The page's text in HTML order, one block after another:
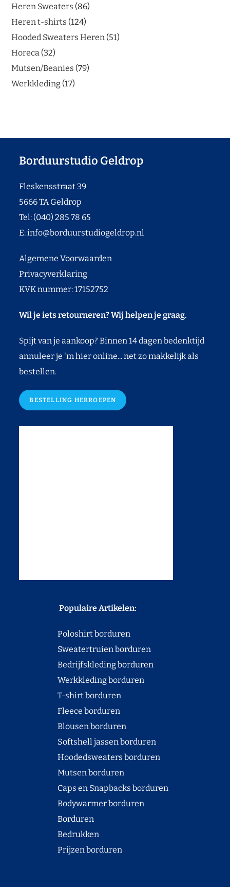
Heren Sweaters 86
Heren t-shirts 124
Hooded Sweaters Heren 51
Horeca 32
Mutsen/Beanies 79
Werkkleding 17
Borduurstudio Geldrop
Fleskensstraat 39
5666 TA Geldrop
Tel: (040) 285 78 65
E:info@borduurstudiogeldrop.nl
Algemene Voorwaarden
Privacyverklaring
KVK nummer: 17152752
Wil je iets retourneren? Wij helpen je graag.
Spijt van je aankoop? Binnen 14 dagen bedenktijd
annuleer je 'm hier online... net zo makkelijk als
bestellen.
BESTELLING HERROEPEN
Populaire Artikelen:
Poloshirt borduren
Sweatertruien borduren
Bedrijfskleding borduren
Werkkleding borduren
T-shirt borduren
Fleece borduren
Blousen borduren
Softshell jassen borduren
Hoodedsweaters borduren
Mutsen borduren
Caps en Snapbacks borduren
Bodywarmer borduren
Borduren
Bedrukken
Prijzen borduren